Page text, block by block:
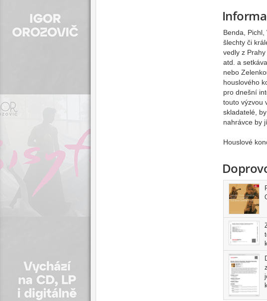
Benda,
šlechty či
vedly z
atd. a
nebo
houslového
pro dnešní
touto výzvou
skladatelé,
nahrávce by
Houslové